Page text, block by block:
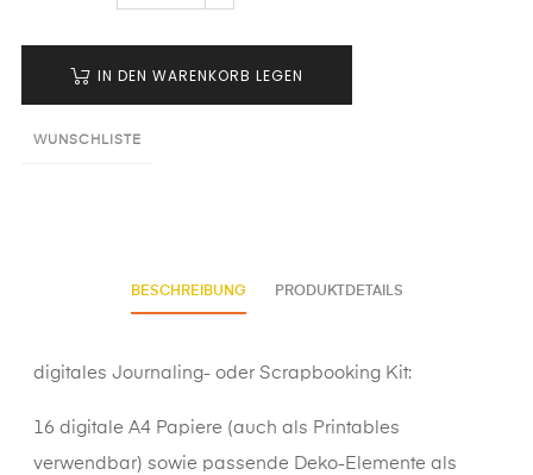
IN DEN WARENKORB LEGEN
WUNSCHLISTE
BESCHREIBUNG PRODUKTDETAILS
digitales Journaling- oder Scrapbooking Kit:
16 digitale A4 Papiere (auch als Printables
verwendbar) sowie passende Deko-Elemente als